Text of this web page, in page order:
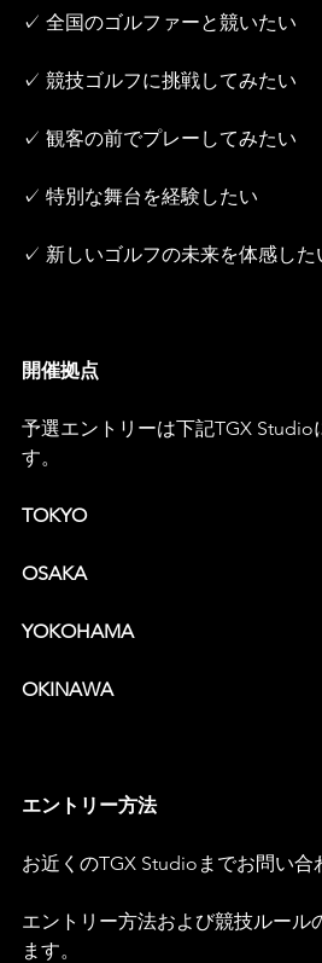
✓ 全国のゴルファーと競いたい
✓ 競技ゴルフに挑戦してみたい
✓ 観客の前でプレーしてみたい
✓ 特別な舞台を経験したい
✓ 新しいゴルフの未来を体感した
開催拠点
予選エントリーは下記TGX Studio
す。
TOKYO
OSAKA
YOKOHAMA
OKINAWA
エントリー方法
お近くのTGX Studioまでお問い合
エントリー方法および競技ルール
ます。